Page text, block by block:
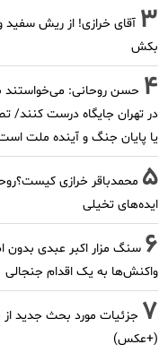
3 آقای خرازی! از ریش
بکش
4 حسن روحانی: می‌خواستند
در تهران جایگاه درست کنند/
یا پایان جنگ و آینده ملت
5 محمدباقر خرازی
ایده‌های تخیلی
6 سنگ مزار اکبر عبدی بدون
واکنش‌ها به یک اقدام جنجالی
7 جزئیات مورد بحث جدید
(+عکس)